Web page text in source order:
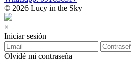
© 2026 Lucy in the Sky
×
Iniciar sesión
Olvidé mi contraseña